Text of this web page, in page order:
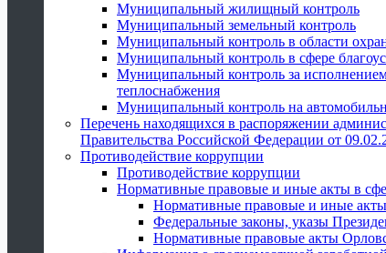
Муниципальный жилищный контроль
Муниципальный земельный контроль
Муниципальный контроль в области
Муниципальный контроль в сфере
Муниципальный контроль за
теплоснабжения
Муниципальный контроль на
Перечень находящихся в распоряжении
Правительства Российской Федерации от
Противодействие коррупции
Противодействие коррупции
Нормативные правовые и иные акты в
Нормативные правовые и иные
Федеральные законы, указы
Нормативные правовые акты